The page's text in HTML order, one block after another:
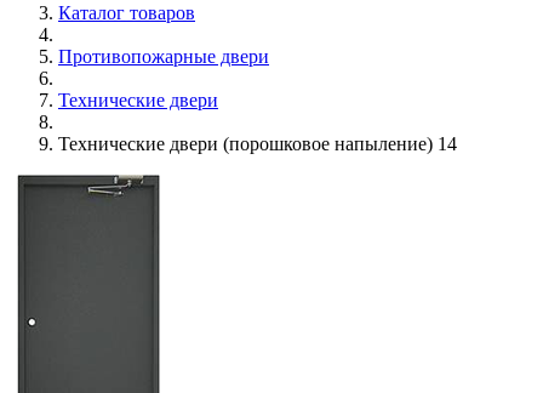
Каталог товаров
Противопожарные двери
Технические двери
Технические двери (порошковое напыление) 14